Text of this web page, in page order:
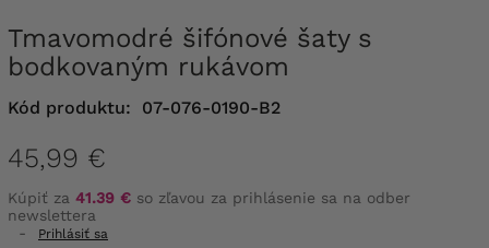
Tmavomodré šifónové šaty s
bodkovaným rukávom
Kód produktu: 07-076-0190-B2
45,99 €
Kúpiť za 41.39 € so zľavou za prihlásenie sa na odber
newslettera
-
Prihlásiť sa